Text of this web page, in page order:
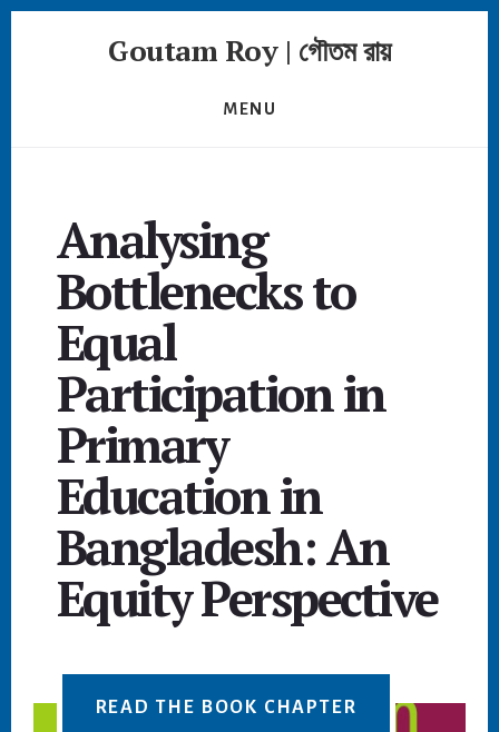
Goutam Roy | গৌতম রায়
MENU
Analysing
Bottlenecks to
Equal
Participation in
Primary
Education in
Bangladesh: An
Equity Perspective
READ THE BOOK CHAPTER